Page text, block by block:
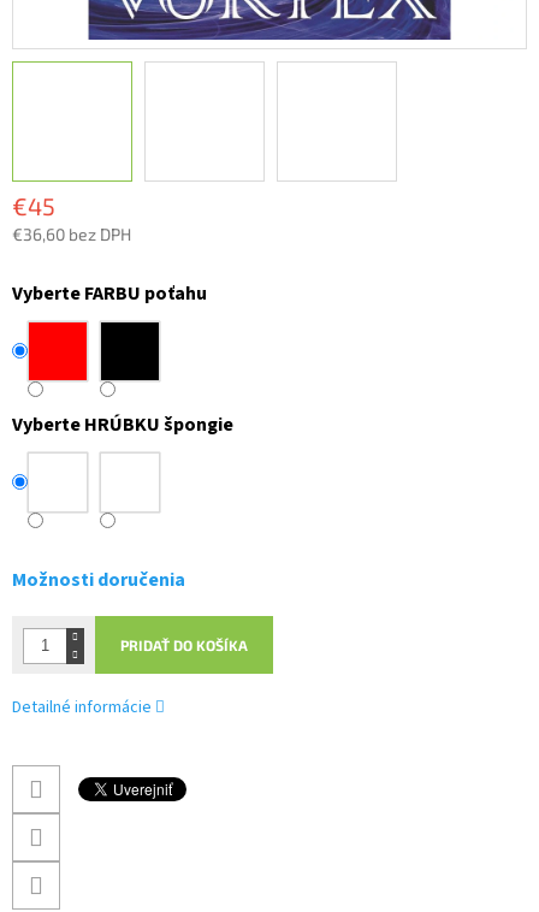
€45
€36,60 bez DPH
cena:
Vyberte FARBU poťahu
Vyberte HRÚBKU špongie
Možnosti doručenia
PRIDAŤ DO KOŠÍKA
Detailné informácie